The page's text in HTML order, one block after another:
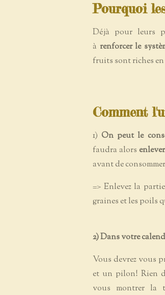
Pourquoi
Déjà pour leurs
à renforcer le
fruits sont riches en
Comment
1)On peut le
faudra alors
avant de
=> Enlevez la
graines et les poils
2) Dans votre
Vous devrez vous
et un pilon! Rien
vous montrer la